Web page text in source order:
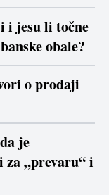
i jesu li točne
obale?
o prodaji
je
„prevaru“ i